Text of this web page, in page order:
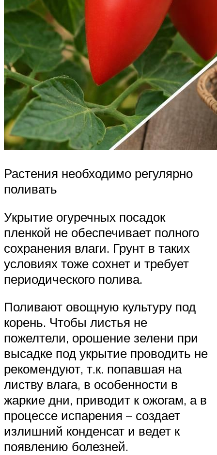
Растения необходимо регулярно
поливать
Укрытие огуречных посадок
пленкой не обеспечивает полного
сохранения влаги. Грунт в таких
условиях тоже сохнет и требует
периодического полива.
Поливают овощную культуру под
корень. Чтобы листья не
пожелтели, орошение зелени при
высадке под укрытие проводить не
рекомендуют, т.к. попавшая на
листву влага, в особенности в
жаркие дни, приводит к ожогам, а в
процессе испарения – создает
излишний конденсат и ведет к
появлению болезней.